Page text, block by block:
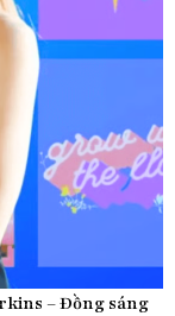
– Đồng sáng